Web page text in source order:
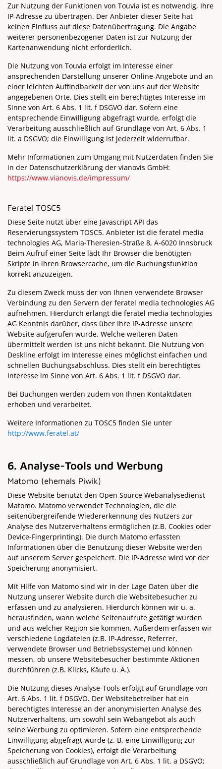
Zur Nutzung der Funktionen von Touvia ist es notwendig, Ihre
IP-Adresse zu übertragen. Der Anbieter dieser Seite hat
keinen Einfluss auf diese Datenübertragung. Die Angabe
weiterer personenbezogener Daten ist zur Nutzung der
Kartenanwendung nicht erforderlich.
Die Nutzung von Touvia erfolgt im Interesse einer
ansprechenden Darstellung unserer Online-Angebote und an
einer leichten Auffindbarkeit der von uns auf der Website
angegebenen Orte. Dies stellt ein berechtigtes Interesse im
Sinne von Art. 6 Abs. 1 lit. f DSGVO dar. Sofern eine
entsprechende Einwilligung abgefragt wurde, erfolgt die
Verarbeitung ausschließlich auf Grundlage von Art. 6 Abs. 1
lit. a DSGVO; die Einwilligung ist jederzeit widerrufbar.
Mehr Informationen zum Umgang mit Nutzerdaten finden Sie
in der Datenschutzerklärung der vianovis GmbH:
https://www.vianovis.de/impressum/
Feratel TOSC5
Diese Seite nutzt über eine Javascript API das
Reservierungssystem TOSC5. Anbieter ist die feratel media
technologies AG, Maria-Theresien-Straße 8, A-6020 Innsbruck
Beim Aufruf einer Seite lädt Ihr Browser die benötigten
Skripte in ihren Browsercache, um die Buchungsfunktion
korrekt anzuzeigen.
Zu diesem Zweck muss der von Ihnen verwendete Browser
Verbindung zu den Servern der feratel media technologies AG
aufnehmen. Hierdurch erlangt die feratel media technologies
AG Kenntnis darüber, dass über Ihre IP-Adresse unsere
Website aufgerufen wurde. Welche weiteren Daten
übermittelt werden ist uns nicht bekannt. Die Nutzung von
Deskline erfolgt im Interesse eines möglichst einfachen und
schnellen Buchungsabschluss. Dies stellt ein berechtigtes
Interesse im Sinne von Art. 6 Abs. 1 lit. f DSGVO dar.
Bei Buchungen werden zudem von Ihnen Kontaktdaten
erhoben und verarbeitet.
Weitere Informationen zu TOSC5 finden Sie unter
http://www.feratel.at/
6. Analyse-Tools und Werbung
Matomo (ehemals Piwik)
Diese Website benutzt den Open Source Webanalysedienst
Matomo. Matomo verwendet Technologien, die die
seitenübergreifende Wiedererkennung des Nutzers zur
Analyse des Nutzerverhaltens ermöglichen (z.B. Cookies oder
Device-Fingerprinting). Die durch Matomo erfassten
Informationen über die Benutzung dieser Website werden
auf unserem Server gespeichert. Die IP-Adresse wird vor der
Speicherung anonymisiert.
Mit Hilfe von Matomo sind wir in der Lage Daten über die
Nutzung unserer Website durch die Websitebesucher zu
erfassen und zu analysieren. Hierdurch können wir u. a.
herausfinden, wann welche Seitenaufrufe getätigt wurden
und aus welcher Region sie kommen. Außerdem erfassen wir
verschiedene Logdateien (z.B. IP-Adresse, Referrer,
verwendete Browser und Betriebssysteme) und können
messen, ob unsere Websitebesucher bestimmte Aktionen
durchführen (z.B. Klicks, Käufe u. Ä.).
Die Nutzung dieses Analyse-Tools erfolgt auf Grundlage von
Art. 6 Abs. 1 lit. f DSGVO. Der Websitebetreiber hat ein
berechtigtes Interesse an der anonymisierten Analyse des
Nutzerverhaltens, um sowohl sein Webangebot als auch
seine Werbung zu optimieren. Sofern eine entsprechende
Einwilligung abgefragt wurde (z. B. eine Einwilligung zur
Speicherung von Cookies), erfolgt die Verarbeitung
ausschließlich auf Grundlage von Art. 6 Abs. 1 lit. a DSGVO;